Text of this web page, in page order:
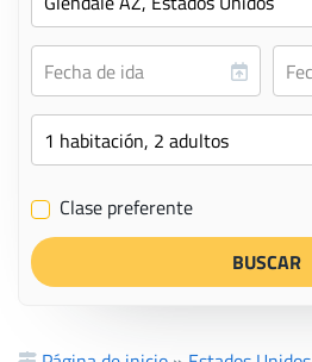
✔ Clase preferente